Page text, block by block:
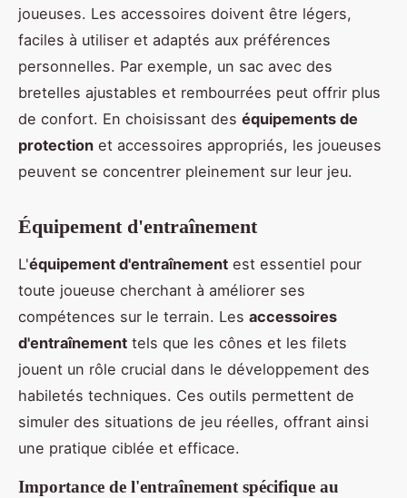
joueuses. Les accessoires doivent être légers,
faciles à utiliser et adaptés aux préférences
personnelles. Par exemple, un sac avec des
bretelles ajustables et rembourrées peut offrir plus
de confort. En choisissant des équipements de
protection et accessoires appropriés, les joueuses
peuvent se concentrer pleinement sur leur jeu.
Équipement d'entraînement
L'équipement d'entraînement est essentiel pour
toute joueuse cherchant à améliorer ses
compétences sur le terrain. Les accessoires
d'entraînement tels que les cônes et les filets
jouent un rôle crucial dans le développement des
habiletés techniques. Ces outils permettent de
simuler des situations de jeu réelles, offrant ainsi
une pratique ciblée et efficace.
Importance de l'entraînement spécifique au